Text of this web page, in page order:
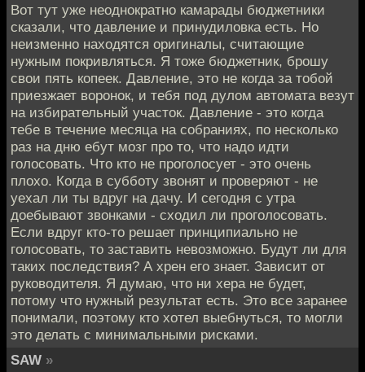
Вот тут уже неоднократно камарады бюджетники
сказали, что давление и принудиловка есть. Но
неизменно находятся оригиналы, считающие
нужным покривляться. Я тоже бюджетник, брошу
свои пять копеек. Давление, это не когда за тобой
приезжает воронок, и тебя под дулом автомата везут
на избирательный участок. Давление - это когда
тебе в течение месяца на собраниях, по несколько
раз на дню ебут мозг про то, что надо идти
голосовать. Что кто не проголосует - это очень
плохо. Когда в субботу звонят и проверяют - не
уехал ли ты вдруг на дачу. И сегодня с утра
доебывают звонками - сходил ли проголосовать.
Если вдруг кто-то решает принципиально не
голосовать, то заставить невозможно. Будут ли для
таких последствия? А хрен его знает. Зависит от
руководителя. Я думаю, что ни хера не будет,
потому что нужный результат есть. Это все заранее
понимали, поэтому кто хотел выебнуться, то могли
это делать с минимальными рисками.
SAW »